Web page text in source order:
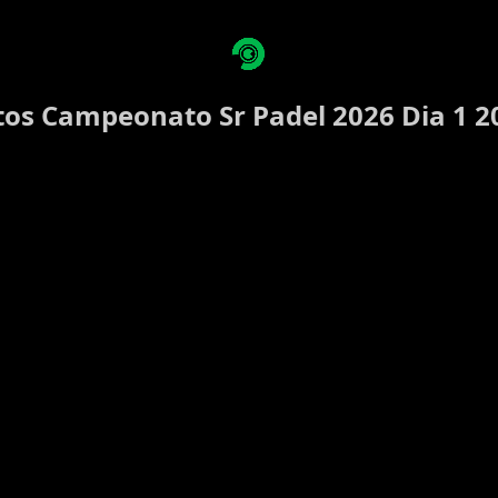
Campeonato Sr Padel 2026 Dia 1